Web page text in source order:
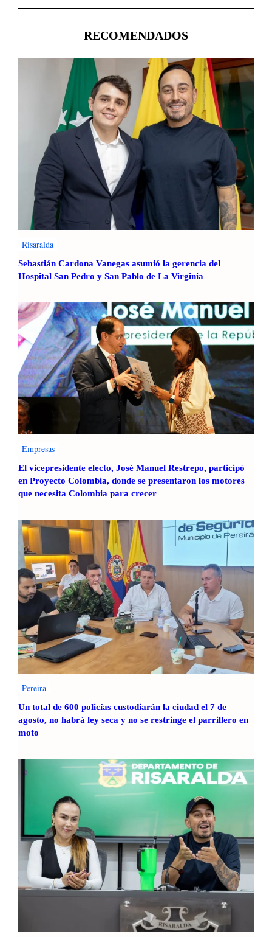
RECOMENDADOS
Risaralda
Sebastián Cardona Vanegas asumió la gerencia del
Hospital San Pedro y San Pablo de La Virginia
Empresas
El vicepresidente electo, José Manuel Restrepo, participó
en Proyecto Colombia, donde se presentaron los motores
que necesita Colombia para crecer
Pereira
Un total de 600 policías custodiarán la ciudad el 7 de
agosto, no habrá ley seca y no se restringe el parrillero en
moto